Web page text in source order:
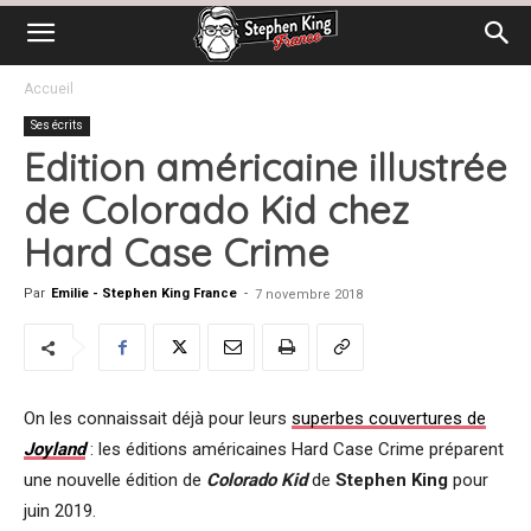
Accueil
Ses écrits
Edition américaine illustrée
de Colorado Kid chez
Hard Case Crime
Par Emilie - Stephen King France - 7 novembre 2018
On les connaissait déjà pour leurs superbes couvertures de
Joyland: les éditions américaines Hard Case Crime préparent
une nouvelle édition de Colorado Kidde Stephen King pour
juin 2019.